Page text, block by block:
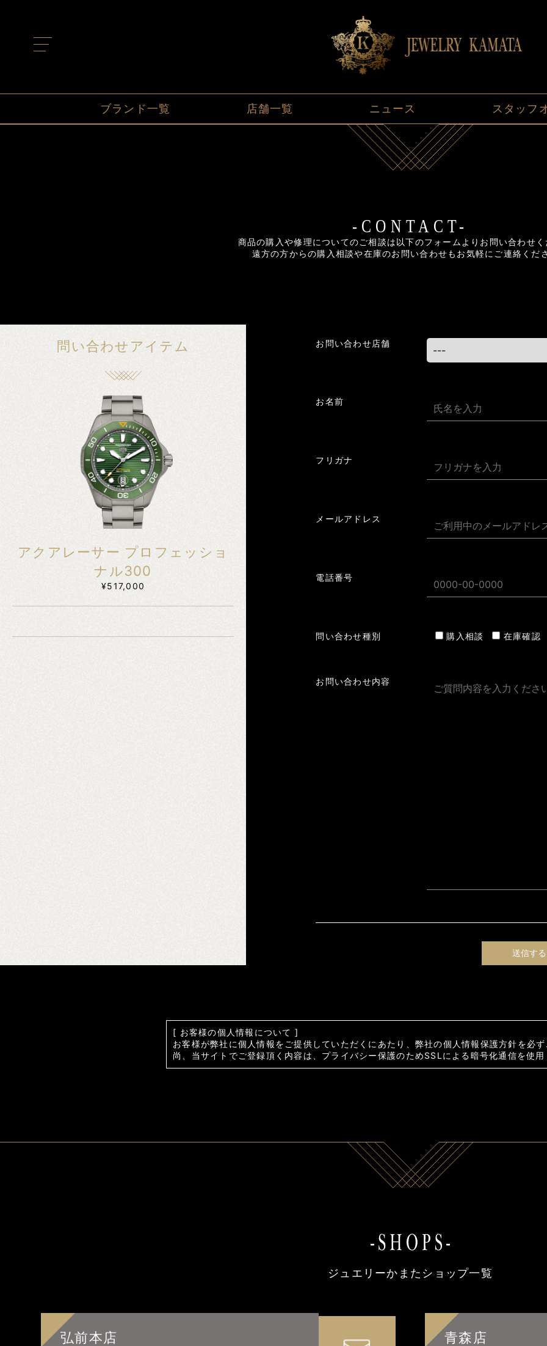
t
o
e
v
ブランド一覧 店舗一覧 ニュース スタッフ
-CONTACT-
商品の購入や修理についてのご相談は以下のフォームよりお問い合わせ
遠方の方からの購入相談や在庫のお問い合わせもお気軽にご連絡くだ
問い合わせアイテム
アクアレーサー プロフェッショ
ナル300
¥517,000
お問い合わせ店舗
お名前
フリガナ
メールアドレス
電話番号
問い合わせ種別 購入相談 在庫確認
お問い合わせ内容
[ お客様の個人情報について ]
お客様が弊社に個人情報をご提供していただくにあたり、弊社の個人情報保護方針を必
尚、当サイトでご登録頂く内容は、プライバシー保護のためSSLによる暗号化通信を使
ジュエリーかまたショップ一覧
弘前本店 青森店